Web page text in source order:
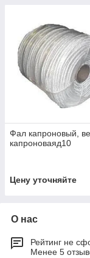
Фал капроновый,
капроноваяд10
Цену уточняйте
О нас
Рейтинг не
Менее 5